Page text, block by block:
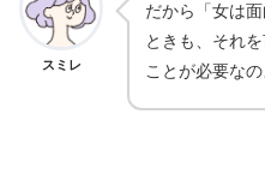
スミレ
だから「女は
ときも、それ
ことが必要なの